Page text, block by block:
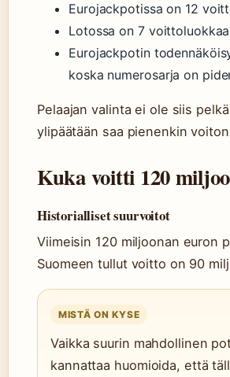
Eurojackpotissa on 12
Lotossa on 7
Eurojackpotin
koska numerosarja on
Pelaajan valinta ei ole siis
ylipäätään saa pienenkin
Kuka voitti 120
Historialliset suurvoitot
Viimeisin 120 miljoonan euron
Suomeen tullut voitto on 90
MISTÄ ON KYSE
Vaikka suurin mahdollinen
kannattaa huomioida, että